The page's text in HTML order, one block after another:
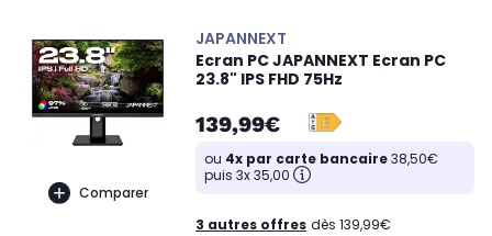
Comparer
JAPANNEXT
Ecran PC JAPANNEXT Ecran PC
23.8" IPS FHD 75Hz
139,99€
ou 4x par carte bancaire38,50€
puis 3x 35,00
3 autres offres dès 139,99€